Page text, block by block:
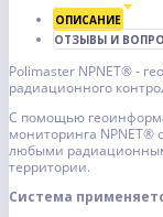
ОПИСАНИЕ
ОТЗЫВЫ И
Polimaster NPNET® -
радиационного
С помощью
мониторинга NPNET®
любыми
территории.
Система